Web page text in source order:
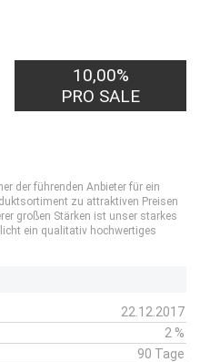
10,00%
PRO SALE
der führenden Anbieter für ein
zu attraktiven Preisen
großen Stärken ist unser starkes
ein qualitativ hochwertiges
22.12.2017
2 %
90 Tage